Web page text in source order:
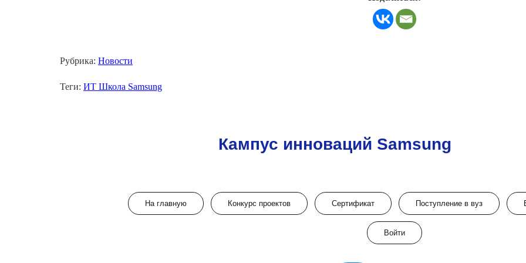
Рубрика: Новости
Теги: ИТ Школа Samsung
Кампус инноваций Samsung
На главную Конкурс проектов Сертификат Поступление в вуз
Войти